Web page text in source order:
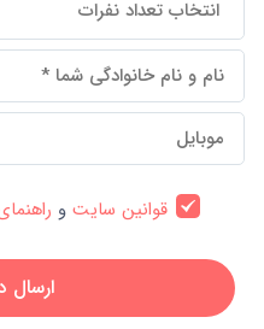
قوانین سایتو
ارسال